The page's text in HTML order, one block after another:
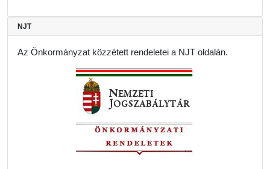
NJT
Az Önkormányzat közzétett rendeletei a NJT oldalán.